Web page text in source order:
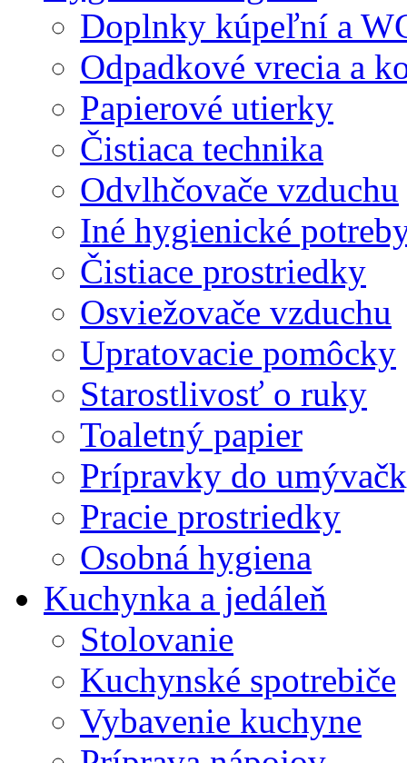
Doplnky kúpeľní a
Odpadkové vrecia a
Papierové utierky
Čistiaca technika
Odvlhčovače vzduchu
Iné hygienické
Čistiace prostriedky
Osviežovače vzduchu
Upratovacie pomôcky
Starostlivosť o ruky
Toaletný papier
Prípravky do
Pracie prostriedky
Osobná hygiena
Kuchynka a jedáleň
Stolovanie
Kuchynské spotrebiče
Vybavenie kuchyne